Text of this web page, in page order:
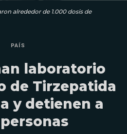
alrededor de 1.000 dosis de
PAÍS
laboratorio
de Tirzepatida
y detienen a